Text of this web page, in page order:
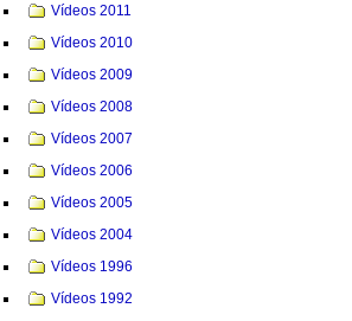
Vídeos 2011
Vídeos 2010
Vídeos 2009
Vídeos 2008
Vídeos 2007
Vídeos 2006
Vídeos 2005
Vídeos 2004
Vídeos 1996
Vídeos 1992